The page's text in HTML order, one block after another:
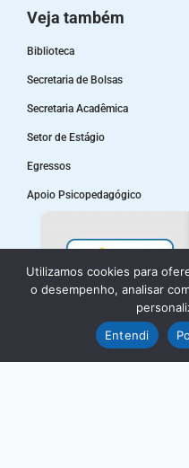
Veja também
Biblioteca
Secretaria de Bolsas
Secretaria Acadêmica
Setor de Estágio
Egressos
Apoio Psicopedagógico
Utilizamos cookies para
o desempenho, analisar
Entendi